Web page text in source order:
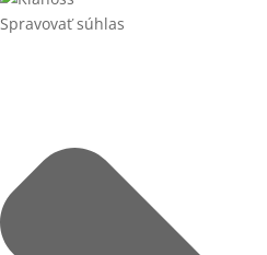
Spravovať súhlas